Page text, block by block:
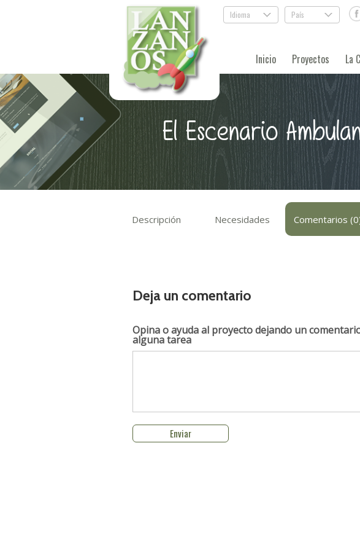
Idioma . País .
Inicio Proyectos La
El Escenario
Descripción Necesidades Comentarios
Deja un comentario
Opina o ayuda al proyectodejando un
alguna tarea